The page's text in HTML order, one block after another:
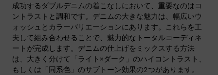
成功するダブルデニムの着こなしにおいて、重要なのはコ
ントラストと調和です。デニムの大きな魅力は、幅広いウ
ォッシュとカラーバリエーションにあります。これらを工
夫して組み合わせることで、魅力的なトータルコーディネ
ートが完成します。デニムの仕上げをミックスする方法
は、大きく分けて「ライト×ダーク」のハイコントラスト、
もしくは「同系色」のサブトーン効果の2つがあります。